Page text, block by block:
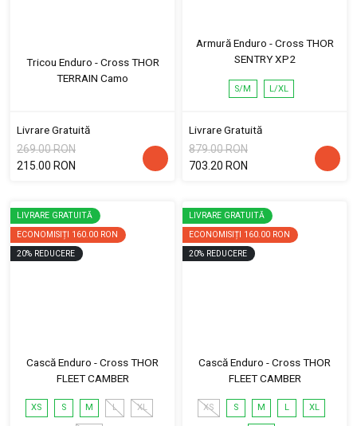
Tricou Enduro - Cross THOR
TERRAIN Camo
Livrare Gratuită
269.00 RON
215.00 RON
Armură Enduro - Cross THOR
SENTRY XP2
S/M L/XL
Livrare Gratuită
879.00 RON
703.20 RON
LIVRARE GRATUITĂ
ECONOMISIȚI 160.00 RON
20% REDUCERE
Cască Enduro - Cross THOR
FLEET CAMBER
XS S M L XL
LIVRARE GRATUITĂ
ECONOMISIȚI 160.00 RON
20% REDUCERE
Cască Enduro - Cross THOR
FLEET CAMBER
XS S M L XL